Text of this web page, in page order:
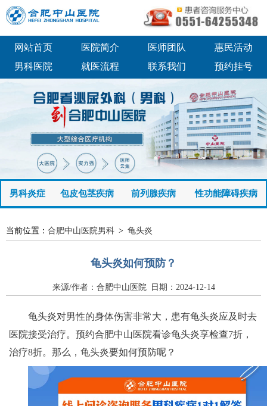
网站首页 医院简介 医师团队
惠民活动
男科医院
就医流程 联系我们 预约挂号
男科炎症 包皮包茎疾病 前列腺疾病 性功能障碍疾病
当前位置： 合肥中山医院男科 > 龟头炎
龟头炎如何预防？
来源/作者：合肥中山医院 日期：2024-12-14
龟头炎对男性的身体伤害非常大，患有龟头炎应及时去
医院接受治疗。预约合肥中山医院看诊龟头炎享检查7折，
治疗8折。那么，龟头炎要如何预防呢？